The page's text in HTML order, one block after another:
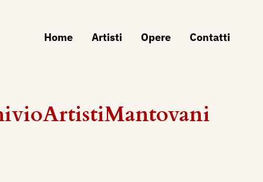
Home Artisti Opere Contatti